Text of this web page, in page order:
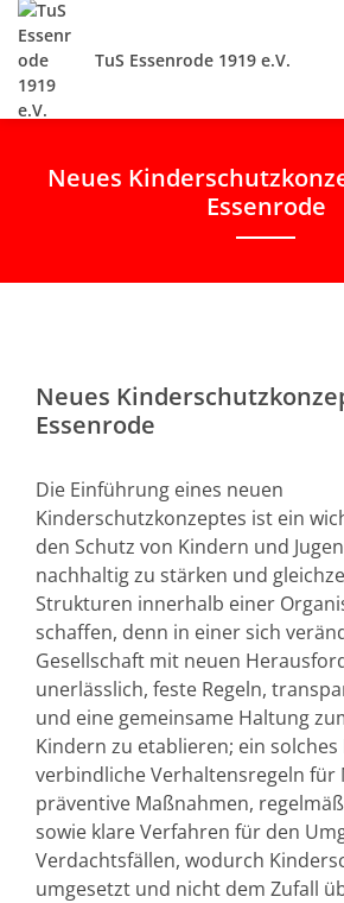
TuS Essenrode 1919 e.V.
Neues
Essenrode
Neues
Essenrode
Die Einführung eines neuen
Kinderschutzkonzeptes ist ein
den Schutz von Kindern und
nachhaltig zu stärken und
Strukturen innerhalb einer
schaffen, denn in einer sich
Gesellschaft mit neuen
unerlässlich, feste Regeln,
und eine gemeinsame Haltung
Kindern zu etablieren; ein
verbindliche Verhaltensregeln für
präventive Maßnahmen,
sowie klare Verfahren für den
Verdachtsfällen, wodurch
umgesetzt und nicht dem Zufall